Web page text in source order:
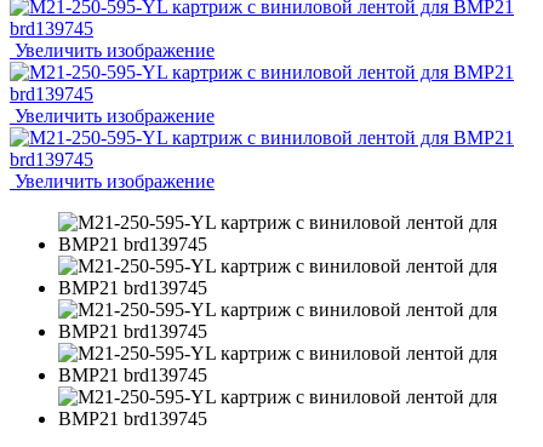
Увеличить изображение
Увеличить изображение
Увеличить изображение